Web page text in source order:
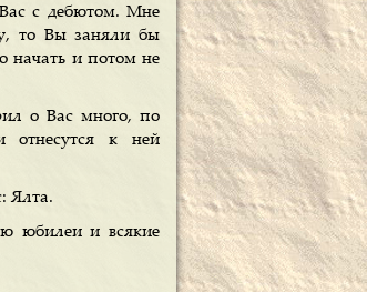
с дебютом. Мне
то Вы заняли бы
начать и потом не
о Вас много, по
отнесутся к ней
Ялта.
юбилеи и всякие